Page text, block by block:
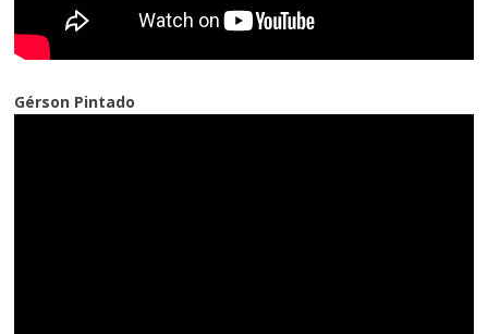
Gérson Pintado